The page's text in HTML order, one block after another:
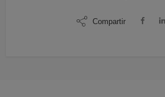
Compartir